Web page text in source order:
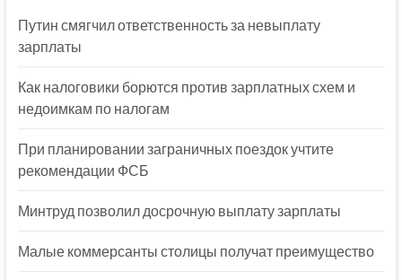
Путин смягчил ответственность за невыплату
зарплаты
Как налоговики борются против зарплатных схем и
недоимкам по налогам
При планировании заграничных поездок учтите
рекомендации ФСБ
Минтруд позволил досрочную выплату зарплаты
Малые коммерсанты столицы получат преимущество